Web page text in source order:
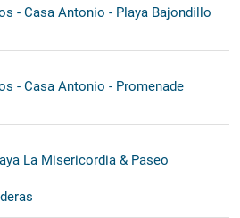
- Casa Antonio - Playa Bajondillo
- Casa Antonio - Promenade
La Misericordia & Paseo